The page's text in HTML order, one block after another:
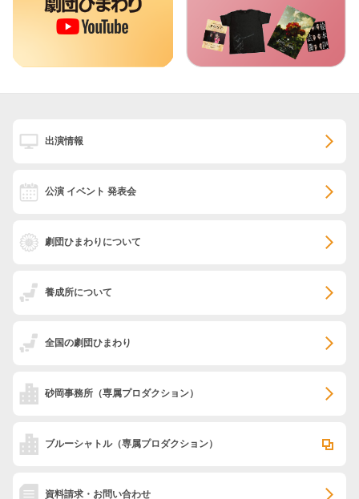
出演情報
公演 イベント 発表会
劇団ひまわりについて
養成所について
全国の劇団ひまわり
砂岡事務所 （専属プロダクション）
ブルーシャトル（専属プロダクション）
資料請求・お問い合わせ